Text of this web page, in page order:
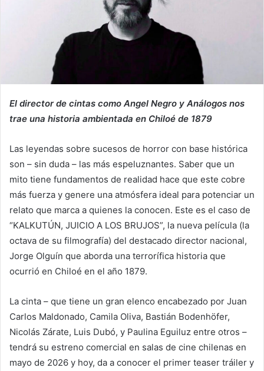
El director de cintas como Angel Negro y Análogos nos
trae una historia ambientada en Chiloé de 1879
Las leyendas sobre sucesos de horror con base histórica
son – sin duda – las más espeluznantes. Saber que un
mito tiene fundamentos de realidad hace que este cobre
más fuerza y genere una atmósfera ideal para potenciar un
relato que marca a quienes la conocen. Este es el caso de
“KALKUTÚN, JUICIO A LOS BRUJOS”, la nueva película (la
octava de su filmografía) del destacado director nacional,
Jorge Olguín que aborda una terrorífica historia que
ocurrió en Chiloé en el año 1879.
La cinta – que tiene un gran elenco encabezado por Juan
Carlos Maldonado, Camila Oliva, Bastián Bodenhöfer,
Nicolás Zárate, Luis Dubó, y Paulina Eguiluz entre otros –
tendrá su estreno comercial en salas de cine chilenas en
mayo de 2026 y hoy, da a conocer el primer teaser tráiler y